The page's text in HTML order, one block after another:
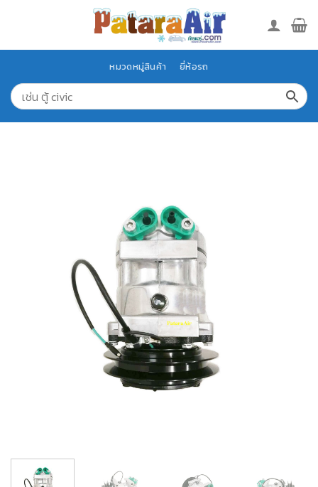
หมวดหมู่สินค้า ยี่ห้อรถ